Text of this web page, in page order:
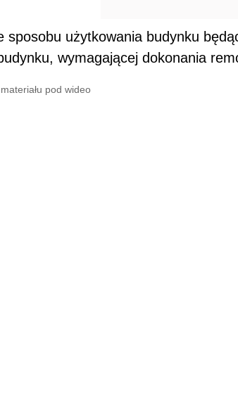
sposobu użytkowania budynku
wymagającej dokonania
pod wideo